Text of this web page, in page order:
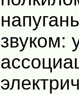
звуком: